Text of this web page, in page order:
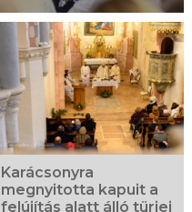
Karácsonyra
megnyitotta kapuit a
felújítás alatt álló türjei